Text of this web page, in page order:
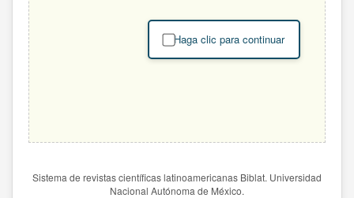
Haga clic para continuar
Sistema de revistas científicas latinoamericanas Biblat. Universidad
Nacional Autónoma de México.